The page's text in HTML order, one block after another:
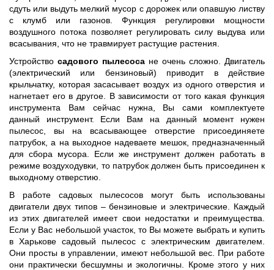
сдуть или выдуть мелкий мусор с дорожек или опавшую листву
с клумб или газонов. Функция регулировки мощности
воздушного потока позволяет регулировать силу выдува или
всасывания, что не травмирует растущие растения.
Устройство садового пылесоса не очень сложно. Двигатель
(электрический или бензиновый) приводит в действие
крыльчатку, которая засасывает воздух из одного отверстия и
нагнетает его в другое. В зависимости от того какая функция
инструмента Вам сейчас нужна, Вы сами комплектуете
данный инструмент. Если Вам на данный момент нужен
пылесос, вы на всасывающее отверстие присоединяете
патрубок, а на выходное надеваете мешок, предназначенный
для сбора мусора. Если же инструмент должен работать в
режиме воздуходувки, то патрубок должен быть присоединен к
выходному отверстию.
В работе садовых пылесосов могут быть использованы
двигатели двух типов – бензиновые и электрические. Каждый
из этих двигателей имеет свои недостатки и преимущества.
Если у Вас небольшой участок, то Вы можете выбрать и купить
в Харькове садовый пылесос с электрическим двигателем.
Они просты в управлении, имеют небольшой вес. При работе
они практически бесшумны и экологичны. Кроме этого у них